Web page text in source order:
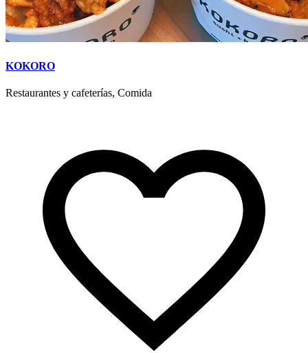
KOKORO
Restaurantes y cafeterías, Comida